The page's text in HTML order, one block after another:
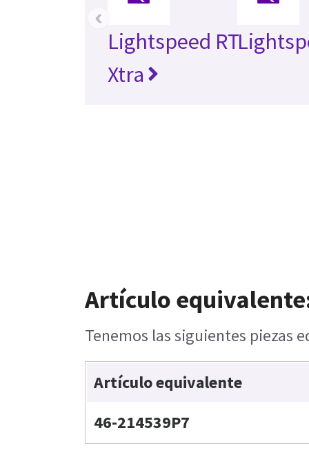
Lightspeed RT
Xtra
‹
Artículo
Tenemos las siguientes piezas
Artículo equivalente
46-214539P7